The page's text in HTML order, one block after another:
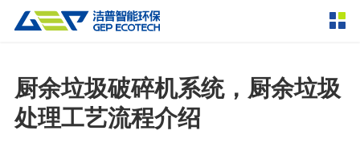
双轴撕碎机 单轴撕碎机
四轴撕碎机
解决方案
厨余垃圾破碎机系统，厨余垃圾
处理工艺流程介绍